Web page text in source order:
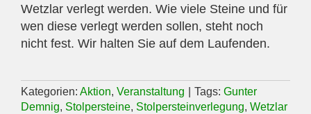
Wetzlar verlegt werden. Wie viele Steine und für
wen diese verlegt werden sollen, steht noch
nicht fest. Wir halten Sie auf dem Laufenden.
Kategorien: Aktion, Veranstaltung Tags: Gunter
Demnig, Stolpersteine, Stolpersteinverlegung, Wetzlar